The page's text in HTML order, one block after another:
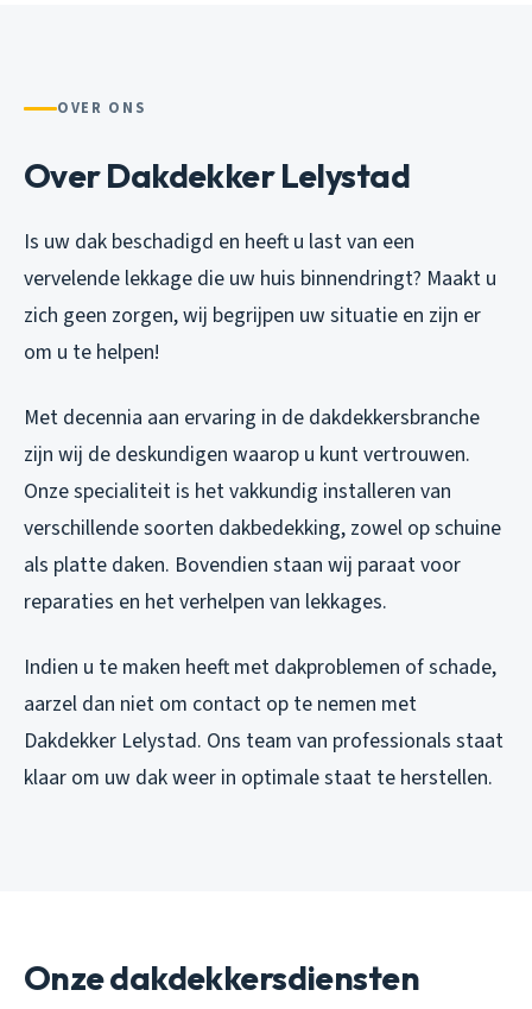
OVER ONS
Over Dakdekker Lelystad
Is uw dak beschadigd en heeft u last van een
vervelende lekkage die uw huis binnendringt? Maakt u
zich geen zorgen, wij begrijpen uw situatie en zijn er
om u te helpen!
Met decennia aan ervaring in de dakdekkersbranche
zijn wij de deskundigen waarop u kunt vertrouwen.
Onze specialiteit is het vakkundig installeren van
verschillende soorten dakbedekking, zowel op schuine
als platte daken. Bovendien staan wij paraat voor
reparaties en het verhelpen van lekkages.
Indien u te maken heeft met dakproblemen of schade,
aarzel dan niet om contact op te nemen met
Dakdekker Lelystad. Ons team van professionals staat
klaar om uw dak weer in optimale staat te herstellen.
Onze dakdekkersdiensten